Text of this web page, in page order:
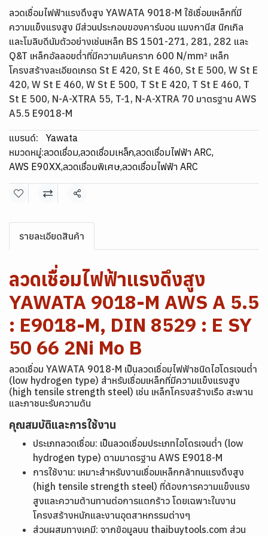
ลวดเชื่อมไฟฟ้าแรงดึงสูง YAWATA 9018-M ใช้เชื่อมเหล็กที่มี
ความแข็งแรงสูง มีส่วนประกอบของคาร์บอน แมงกานีส นิกเกิล
และโมลิบดีนัมตัวอย่างเช่นเหล็ก BS 1501-271, 281, 282 และ
Q&T เหล็กอัลลอยต่ำที่มีความเค้นคราก 600 N/mm² เหล็ก
โครงสร้างละเอียดเกรด St E 420, St E 460, St E 500, W St E
420, W St E 460, W St E 500, T St E 420, T St E 460, T
St E 500, N-A-XTRA 55, T-1, N-A-XTRA 70 มาตรฐาน AWS
A5.5 E9018-M
แบรนด์:
Yawata
หมวดหมู่:ลวดเชื่อม,ลวดเชื่อมเหล็ก,ลวดเชื่อมไฟฟ้า ARC,
AWS E90XX,ลวดเชื่อมพิเศษ,ลวดเชื่อมไฟฟ้า ARC
แชร์
รายละเอียดสินค้า
ลวดเชื่อมไฟฟ้าแรงดึงสูง
YAWATA 9018-M AWS A 5.5
: E9018-M, DIN 8529 : E SY
50 66 2Ni Mo B
ลวดเชื่อม YAWATA 9018-M เป็นลวดเชื่อมไฟฟ้าชนิดไฮโดรเจนต่ำ
(low hydrogen type) สำหรับเชื่อมเหล็กที่มีความแข็งแรงสูง
(high tensile strength steel) เช่น เหล็กโครงสร้างเรือ สะพาน
และภาชนะรับความดัน
คุณสมบัติและการใช้งาน
ประเภทลวดเชื่อม: เป็นลวดเชื่อมประเภทไฮโดรเจนต่ำ (low
hydrogen type) ตามมาตรฐาน AWS E9018-M
การใช้งาน: เหมาะสำหรับงานเชื่อมเหล็กกล้าทนแรงดึงสูง
(high tensile strength steel) ที่ต้องการความแข็งแรง
สูงและความต้านทานต่อการแตกร้าว โดยเฉพาะในงาน
โครงสร้างหนักและงานอุตสาหกรรมต่างๆ
ส่วนผสมทางเคมี: จากข้อมูลบน thaibuytools.com ส่วน